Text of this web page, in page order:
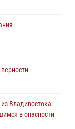
как
Владивостока
в опасности